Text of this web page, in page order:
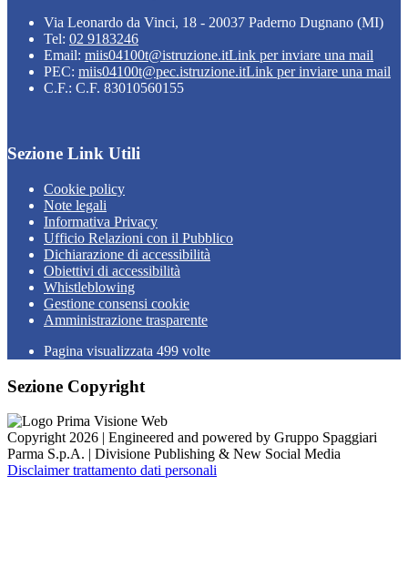
Via Leonardo da Vinci, 18 - 20037 Paderno Dugnano (MI)
Tel: 02 9183246
Email: miis04100t@istruzione.itLink per inviare una mail
PEC: miis04100t@pec.istruzione.itLink per inviare una mail
C.F.: C.F. 83010560155
Sezione Link Utili
Cookie policy
Note legali
Informativa Privacy
Ufficio Relazioni con il Pubblico
Dichiarazione di accessibilità
Obiettivi di accessibilità
Whistleblowing
Gestione consensi cookie
Amministrazione trasparente
Pagina visualizzata 499 volte
Sezione Copyright
Copyright 2026 | Engineered and powered by Gruppo Spaggiari
Parma S.p.A. | Divisione Publishing & New Social Media
Disclaimer trattamento dati personali